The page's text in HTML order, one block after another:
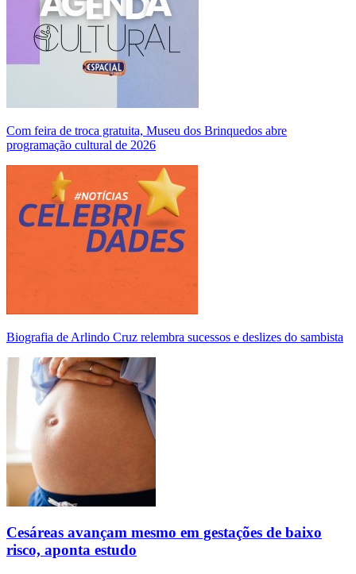
Com feira de troca gratuita, Museu dos Brinquedos abre
programação cultural de 2026
Biografia de Arlindo Cruz relembra sucessos e deslizes do sambista
Cesáreas avançam mesmo em gestações de baixo
risco, aponta estudo